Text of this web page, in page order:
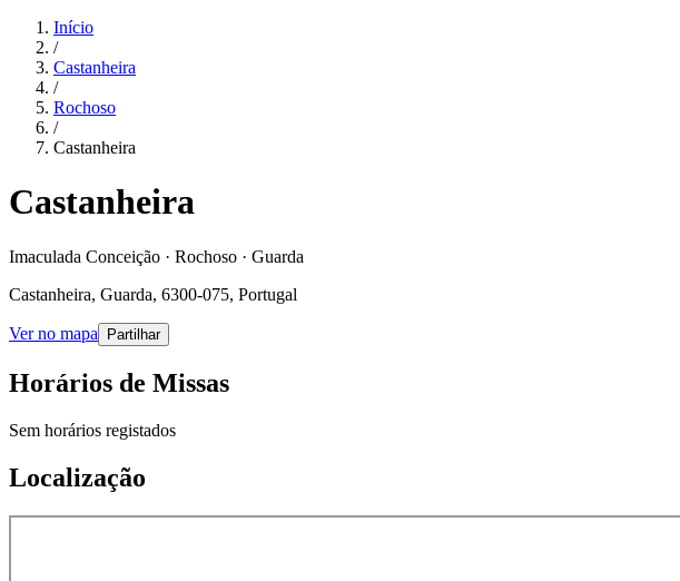
Início
/
Castanheira
/
Rochoso
/
Castanheira
Castanheira
Imaculada Conceição · Rochoso · Guarda
Castanheira, Guarda, 6300-075, Portugal
Ver no mapa Partilhar
Horários de Missas
Sem horários registados
Localização